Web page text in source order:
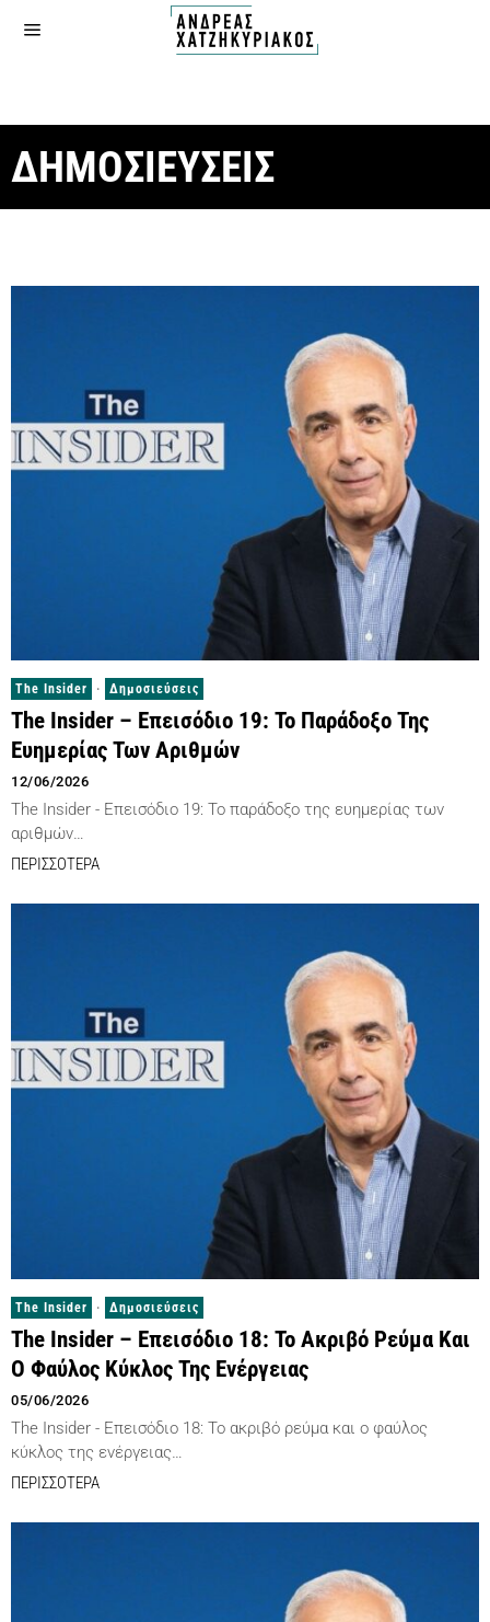
ΔΗΜΟΣΙΕΥΣΕΙΣ
The Insider · Δημοσιεύσεις
The Insider – Επεισόδιο 19: Το Παράδοξο Της
Ευημερίας Των Αριθμών
12/06/2026
The Insider - Επεισόδιο 19: Το παράδοξο της ευημερίας των
αριθμών…
ΠΕΡΙΣΣΟΤΕΡΑ
The Insider · Δημοσιεύσεις
The Insider – Επεισόδιο 18: Το Ακριβό Ρεύμα Και
Ο Φαύλος Κύκλος Της Ενέργειας
05/06/2026
The Insider - Επεισόδιο 18: Το ακριβό ρεύμα και ο φαύλος
κύκλος της ενέργειας…
ΠΕΡΙΣΣΟΤΕΡΑ